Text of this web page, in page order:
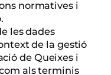
normatives i
les dades
de la gestió
de Queixes i
als terminis